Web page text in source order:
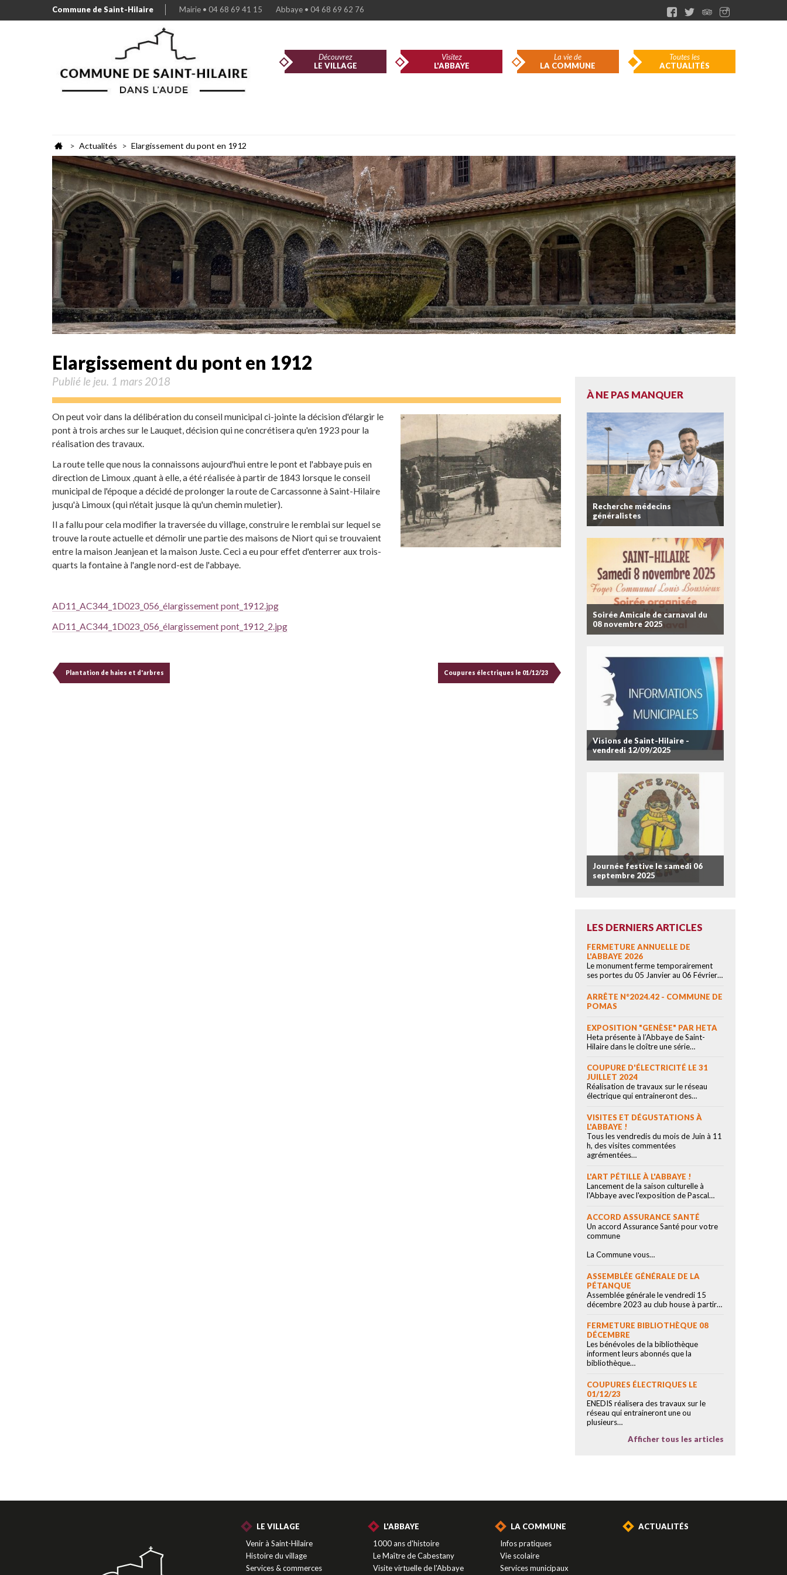
Commune de Saint-Hilaire Mairie • 04 68 69 41 15 Abbaye • 04 68 69 62 76
Découvrez
LE VILLAGE
Visitez
L'ABBAYE
La vie de
LA COMMUNE
Toutes les
ACTUALITÉS
> Actualités > Elargissement du pont en 1912
À NE PAS MANQUER
Recherche médecins
généralistes
Soirée Amicale de carnaval du
08 novembre 2025
Visions de Saint-Hilaire -
vendredi 12/09/2025
Journée festive le samedi 06
septembre 2025
LES DERNIERS ARTICLES
FERMETURE ANNUELLE DE
L'ABBAYE 2026
Le monument ferme temporairement
ses portes du 05 Janvier au 06 Février…
ARRÊTE N°2024.42 - COMMUNE DE
POMAS
EXPOSITION "GENÈSE" PAR HETA
Heta présente à l’Abbaye de Saint-
Hilaire dans le cloître une série…
COUPURE D'ÉLECTRICITÉ LE 31
JUILLET 2024
Réalisation de travaux sur le réseau
électrique qui entraineront des…
VISITES ET DÉGUSTATIONS À
L'ABBAYE !
Tous les vendredis du mois de Juin à 11
h, des visites commentées
agrémentées…
L'ART PÉTILLE À L'ABBAYE !
Lancement de la saison culturelle à
l'Abbaye avec l'exposition de Pascal…
ACCORD ASSURANCE SANTÉ
Un accord Assurance Santé pour votre
commune
La Commune vous…
ASSEMBLÉE GÉNÉRALE DE LA
PÉTANQUE
Assemblée générale le vendredi 15
décembre 2023 au club house à partir…
FERMETURE BIBLIOTHÈQUE 08
DÉCEMBRE
Les bénévoles de la bibliothèque
informent leurs abonnés que la
bibliothèque…
COUPURES ÉLECTRIQUES LE
01/12/23
ENEDIS réalisera des travaux sur le
réseau qui entraineront une ou
plusieurs…
Afficher tous les articles
Elargissement du pont en 1912
Publié le jeu. 1 mars 2018
On peut voir dans la délibération du conseil municipal ci-jointe la décision d'élargir le
pont à trois arches sur le Lauquet, décision qui ne concrétisera qu'en 1923 pour la
réalisation des travaux.
La route telle que nous la connaissons aujourd'hui entre le pont et l'abbaye puis en
direction de Limoux ,quant à elle, a été réalisée à partir de 1843 lorsque le conseil
municipal de l'époque a décidé de prolonger la route de Carcassonne à Saint-Hilaire
jusqu'à Limoux (qui n'était jusque là qu'un chemin muletier).
Il a fallu pour cela modifier la traversée du village, construire le remblai sur lequel se
trouve la route actuelle et démolir une partie des maisons de Niort qui se trouvaient
entre la maison Jeanjean et la maison Juste. Ceci a eu pour effet d'enterrer aux trois-
quarts la fontaine à l'angle nord-est de l'abbaye.
AD11_AC344_1D023_056_élargissement pont_1912.jpg
AD11_AC344_1D023_056_élargissement pont_1912_2.jpg
Plantation de haies et d'arbres Coupures électriques le 01/12/23
LE VILLAGE
Venir à Saint-Hilaire
Histoire du village
Services & commerces
L'ABBAYE
1000 ans d'histoire
Le Maître de Cabestany
Visite virtuelle de l'Abbaye
LA COMMUNE
Infos pratiques
Vie scolaire
Services municipaux
ACTUALITÉS